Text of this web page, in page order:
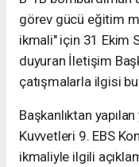
görev gücü eğitim
ikmali" için 31 Ekim
duyuran İletişim
çatışmalarla ilgisi
Başkanlıktan
Kuvvetleri 9. EBS
ikmaliyle ilgili